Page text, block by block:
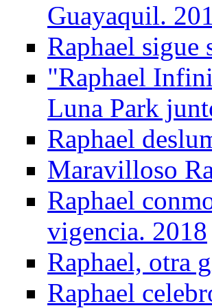
Guayaquil.
Raphael sigue
"Raphael
Luna Park
Raphael
Maravilloso
Raphael
vigencia. 2018
Raphael, otra
Raphael